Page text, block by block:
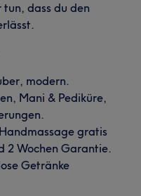
dass du den
modern.
Mani & Pediküre,
gratis
2 Wochen Garantie.
Getränke